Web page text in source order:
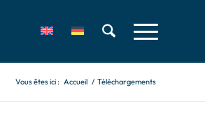
Vous êtes ici : Accueil / Téléchargements